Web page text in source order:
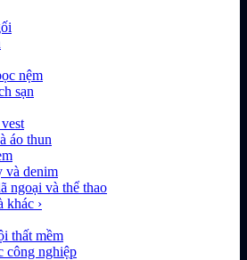
nệm
sạn
áo thun
và denim
ngoại và thể thao
khác ›
thất mềm
công nghiệp